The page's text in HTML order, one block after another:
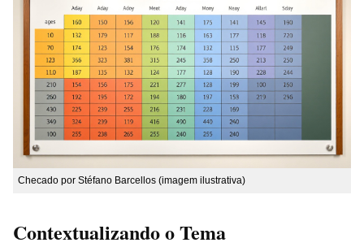
Checado por Stéfano Barcellos (imagem ilustrativa)
Contextualizando o Tema